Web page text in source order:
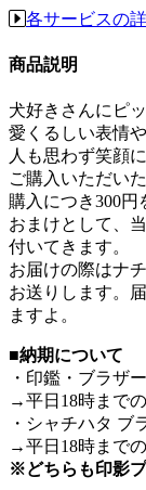
各サービスの
商品説明
犬好きさんにピ
愛くるしい表情
人も思わず笑顔
ご購入いただい
購入につき300円
おまけとして、
付いてきます。
お届けの際はナ
お送りします。
ますよ。
■納期について
・印鑑・ブラザ
→平日18時まで
・シャチハタ ブ
→平日18時まで
※どちらも印影